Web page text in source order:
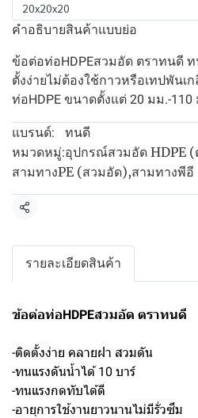
20x20x20
คำอธิบายสินค้าแบบย่อ
ข้อต่อท่อHDPEสวมอัด ตราทนดี
ตั้งง่ายไม่ต้องใช้กาวหรือเทปพันเ
ท่อHDPE ขนาดตั้งแต่ 20 มม.-110
แบรนด์: ทนดี
หมวดหมู่:อุปกรณ์สวมอัด HDPE
สามทางPE (สวมอัด),สามทางพีอี
แชร์
รายละเอียดสินค้า
ข้อต่อท่อHDPEสวมอัด ตราทนดี
-ติดตั้งง่าย คลายฝา สวมดัน
-ทนแรงดันน้ำได้ 10 บาร์
-ทนแรงกดทับได้ดี
-อายุการใช้งานยาวนานไม่มีรั่วซึม